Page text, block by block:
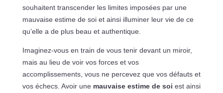
souhaitent transcender les limites imposées par une
mauvaise estime de soi et ainsi illuminer leur vie de ce
qu’elle a de plus beau et authentique.
Imaginez-vous en train de vous tenir devant un miroir,
mais au lieu de voir vos forces et vos
accomplissements, vous ne percevez que vos défauts et
vos échecs. Avoir une mauvaise estime de soi est ainsi